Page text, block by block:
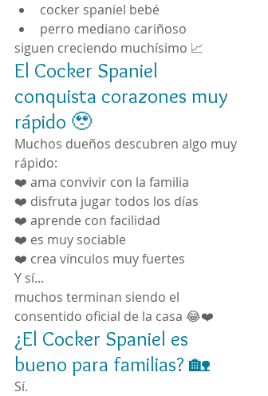
cocker spaniel bebé
perro mediano cariñoso
siguen creciendo muchísimo 📈
El Cocker Spaniel
conquista corazones muy
rápido 🥹
Muchos dueños descubren algo muy
rápido:
❤️ ama convivir con la familia
❤️ disfruta jugar todos los días
❤️ aprende con facilidad
❤️ es muy sociable
❤️ crea vínculos muy fuertes
Y sí...
muchos terminan siendo el
consentido oficial de la casa 😂❤️
¿El Cocker Spaniel es
bueno para familias? 🏡
Sí.